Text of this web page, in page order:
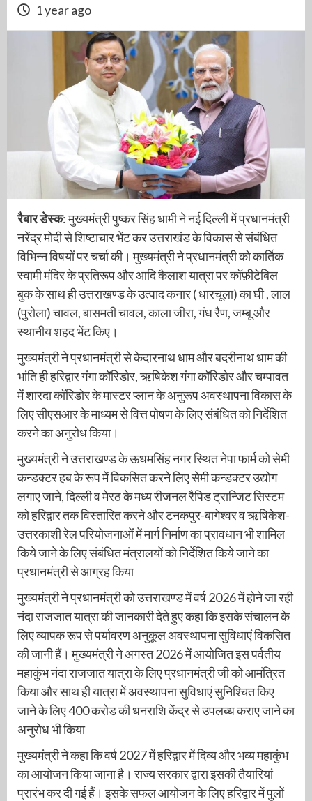
1 year ago
रैबार डेस्क: मुख्यमंत्री पुष्कर सिंह धामी ने नई दिल्ली में प्रधानमंत्री
नरेंद्र मोदी से शिष्टाचार भेंट कर उत्तराखंड के विकास से संबंधित
विभिन्न विषयों पर चर्चा की। मुख्यमंत्री ने प्रधानमंत्री को कार्तिक
स्वामी मंदिर के प्रतिरूप और आदि कैलाश यात्रा पर कॉफ़ीटेबिल
बुक के साथ ही उत्तराखण्ड के उत्पाद कनार ( धारचूला) का घी , लाल
(पुरोला) चावल, बासमती चावल, काला जीरा, गंध रैण, जम्बू और
स्थानीय शहद भेंट किए।
मुख्यमंत्री ने प्रधानमंत्री से केदारनाथ धाम और बदरीनाथ धाम की
भांति ही हरिद्वार गंगा कॉरिडोर, ऋषिकेश गंगा कॉरिडोर और चम्पावत
में शारदा कॉरिडोर के मास्टर प्लान के अनुरूप अवस्थापना विकास के
लिए सीएसआर के माध्यम से वित्त पोषण के लिए संबंधित को निर्देशित
करने का अनुरोध किया।
मुख्यमंत्री ने उत्तराखण्ड के ऊधमसिंह नगर स्थित नेपा फार्म को सेमी
कन्डक्टर हब के रूप में विकसित करने लिए सेमी कन्डक्टर उद्योग
लगाए जाने, दिल्ली व मेरठ के मध्य रीजनल रैपिड ट्रान्जिट सिस्टम
को हरिद्वार तक विस्तारित करने और टनकपुर-बागेश्वर व ऋषिकेश-
उत्तरकाशी रेल परियोजनाओं में मार्ग निर्माण का प्रावधान भी शामिल
किये जाने के लिए संबंधित मंत्रालयों को निर्देशित किये जाने का
प्रधानमंत्री से आग्रह किया
मुख्यमंत्री ने प्रधानमंत्री को उत्तराखण्ड में वर्ष 2026 में होने जा रही
नंदा राजजात यात्रा की जानकारी देते हुए कहा कि इसके संचालन के
लिए व्यापक रूप से पर्यावरण अनुकूल अवस्थापना सुविधाएं विकसित
की जानी हैं। मुख्यमंत्री ने अगस्त 2026 में आयोजित इस पर्वतीय
महाकुंभ नंदा राजजात यात्रा के लिए प्रधानमंत्री जी को आमंत्रित
किया और साथ ही यात्रा में अवस्थापना सुविधाएं सुनिश्चित किए
जाने के लिए 400 करोड की धनराशि केंद्र से उपलब्ध कराए जाने का
अनुरोध भी किया
मुख्यमंत्री ने कहा कि वर्ष 2027 में हरिद्वार में दिव्य और भव्य महाकुंभ
का आयोजन किया जाना है। राज्य सरकार द्वारा इसकी तैयारियां
प्रारंभ कर दी गई हैं। इसके सफल आयोजन के लिए हरिद्वार में पुलों